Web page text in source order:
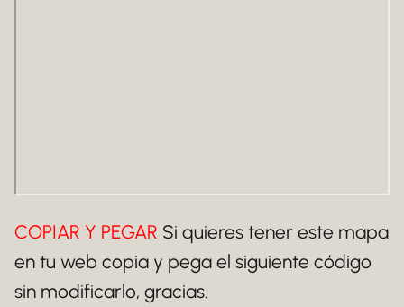
COPIAR Y PEGAR Si quieres tener este mapa
en tu web copia y pega el siguiente código
sin modificarlo, gracias.